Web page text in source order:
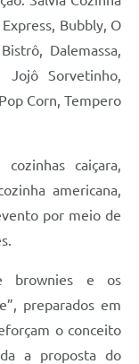
Bubbly, O
Dalemassa,
Jojô Sorvetinho,
Corn, Tempero
caiçara,
americana,
por meio de
brownies e os
preparados em
o conceito
a proposta do